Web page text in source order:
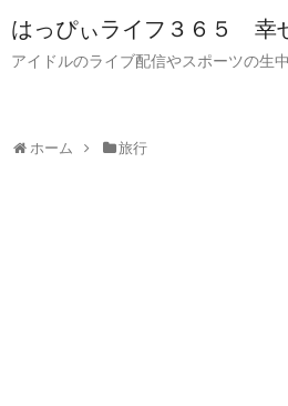
はっぴぃライフ３６５ 幸
アイドルのライブ配信やスポーツの生
ホーム 旅行